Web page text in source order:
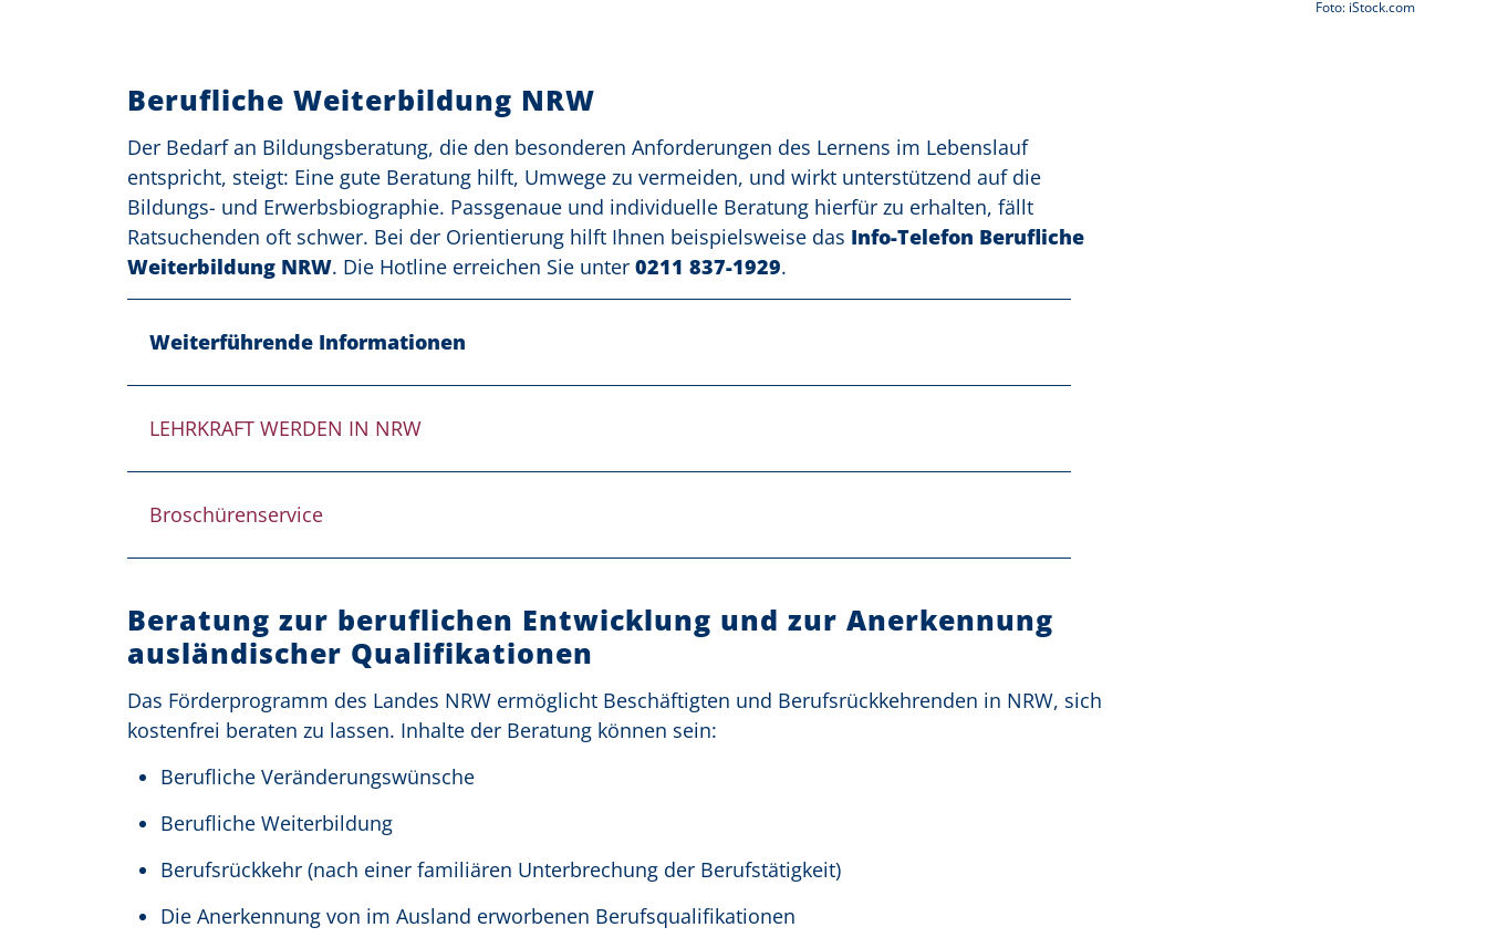
Foto: iStock.com
Berufliche Weiterbildung NRW
Der Bedarf an Bildungsberatung, die den besonderen Anforderungen des Lernens im Lebenslauf
entspricht, steigt: Eine gute Beratung hilft, Umwege zu vermeiden, und wirkt unterstützend auf die
Bildungs- und Erwerbsbiographie. Passgenaue und individuelle Beratung hierfür zu erhalten, fällt
Ratsuchenden oft schwer. Bei der Orientierung hilft Ihnen beispielsweise das Info-Telefon Berufliche
Weiterbildung NRW. Die Hotline erreichen Sie unter 0211 837-1929.
Weiterführende Informationen
LEHRKRAFT WERDEN IN NRW
Broschürenservice
Beratung zur beruflichen Entwicklung und zur Anerkennung
ausländischer Qualifikationen
Das Förderprogramm des Landes NRW ermöglicht Beschäftigten und Berufsrückkehrenden in NRW, sich
kostenfrei beraten zu lassen. Inhalte der Beratung können sein:
Berufliche Veränderungswünsche
Berufliche Weiterbildung
Berufsrückkehr (nach einer familiären Unterbrechung der Berufstätigkeit)
Die Anerkennung von im Ausland erworbenen Berufsqualifikationen